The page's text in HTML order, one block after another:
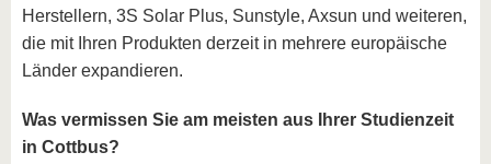
Herstellern, 3S Solar Plus, Sunstyle, Axsun und weiteren,
die mit Ihren Produkten derzeit in mehrere europäische
Länder expandieren.
Was vermissen Sie am meisten aus Ihrer Studienzeit
in Cottbus?